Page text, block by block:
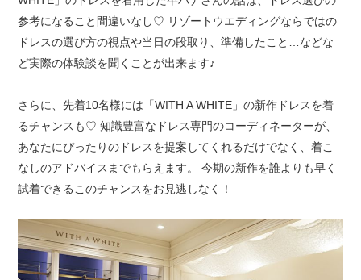
参考になること間違いなし♡ リゾートウエディングならではの
ドレスの選び方の視点や当日の段取り、準備したこと…などな
ど実際の体験談を聞くことが出来ます♪
さらに、先着10名様には「WITH A WHITE」の新作ドレスを着
るチャンスも♡ 知識豊富なドレス専門のコーディネーターが、
あなたにぴったりのドレスを提案してくれるだけでなく、着こ
なしのアドバイスまでもらえます。 今期の新作を誰よりも早く
試着できるこのチャンスをお見逃しなく！